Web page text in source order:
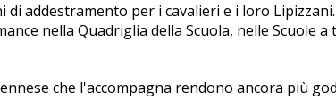
addestramento per i cavalieri e i loro
nella Quadriglia della Scuola, nelle Scuole
che l'accompagna rendono ancora più